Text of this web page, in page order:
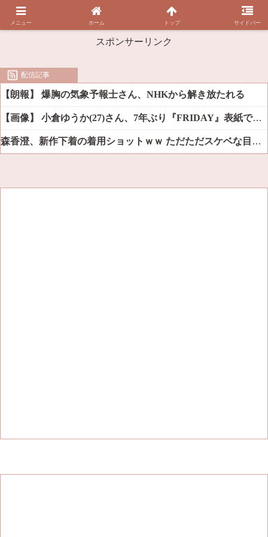
スポンサーリンク
配信記事
【朗報】 爆胸の気象予報士さん、NHKから解き放たれる
【画像】 小倉ゆうか(27)さん、7年ぶり『FRIDAY』表紙で神ボディ大解放
森香澄、新作下着の着用ショットｗｗ ただただスケベな目でしか見れんだろ！！
メニュー ホーム トップ サイドバー